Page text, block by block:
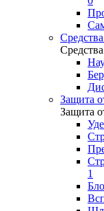
Защита
Защита
1